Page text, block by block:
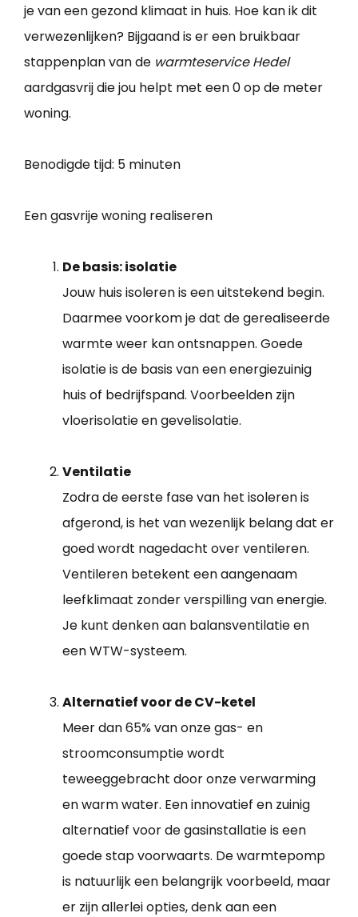
je van een gezond klimaat in huis. Hoe kan ik dit
verwezenlijken? Bijgaand is er een bruikbaar
stappenplan van de warmteservice Hedel
aardgasvrij die jou helpt met een 0 op de meter
woning.
Benodigde tijd: 5 minuten
Een gasvrije woning realiseren
De basis: isolatie
Jouw huis isoleren is een uitstekend begin.
Daarmee voorkom je dat de gerealiseerde
warmte weer kan ontsnappen. Goede
isolatie is de basis van een energiezuinig
huis of bedrijfspand. Voorbeelden zijn
vloerisolatie en gevelisolatie.
Ventilatie
Zodra de eerste fase van het isoleren is
afgerond, is het van wezenlijk belang dat er
goed wordt nagedacht over ventileren.
Ventileren betekent een aangenaam
leefklimaat zonder verspilling van energie.
Je kunt denken aan balansventilatie en
een WTW-systeem.
Alternatief voor de CV-ketel
Meer dan 65% van onze gas- en
stroomconsumptie wordt
teweeggebracht door onze verwarming
en warm water. Een innovatief en zuinig
alternatief voor de gasinstallatie is een
goede stap voorwaarts. De warmtepomp
is natuurlijk een belangrijk voorbeeld, maar
er zijn allerlei opties, denk aan een